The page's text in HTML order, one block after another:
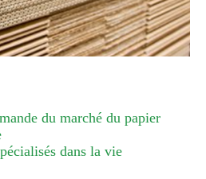
du marché du papier
dans la vie